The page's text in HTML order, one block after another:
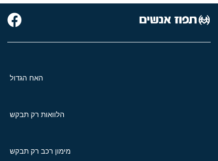
האח הגדול
הלוואות רק תבקש
מימון רכב רק תבקש